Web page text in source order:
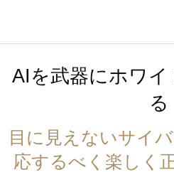
AIを武器にホワ
る
目に見えないサイ
応するべく楽しく